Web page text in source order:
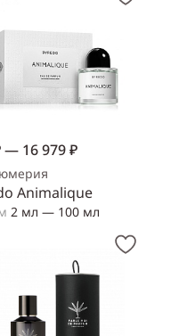
— 16 979 ₽
Animalique
2 мл — 100 мл